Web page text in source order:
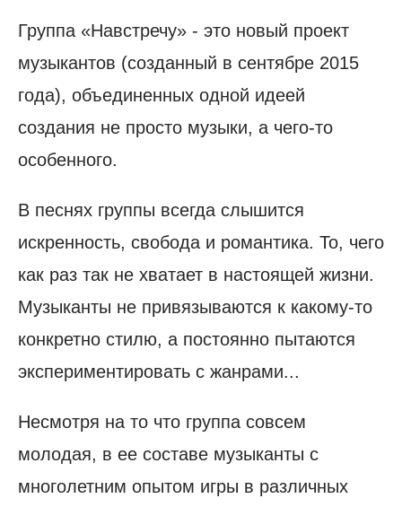
Группа «Навстречу» - это новый проект
музыкантов (созданный в сентябре 2015
года), объединенных одной идеей
создания не просто музыки, а чего-то
особенного.
В песнях группы всегда слышится
искренность, свобода и романтика. То, чего
как раз так не хватает в настоящей жизни.
Музыканты не привязываются к какому-то
конкретно стилю, а постоянно пытаются
экспериментировать с жанрами...
Несмотря на то что группа совсем
молодая, в ее составе музыканты с
многолетним опытом игры в различных